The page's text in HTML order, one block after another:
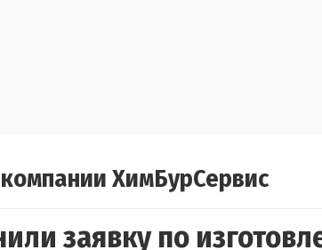
ХимБурСервис
заявку по